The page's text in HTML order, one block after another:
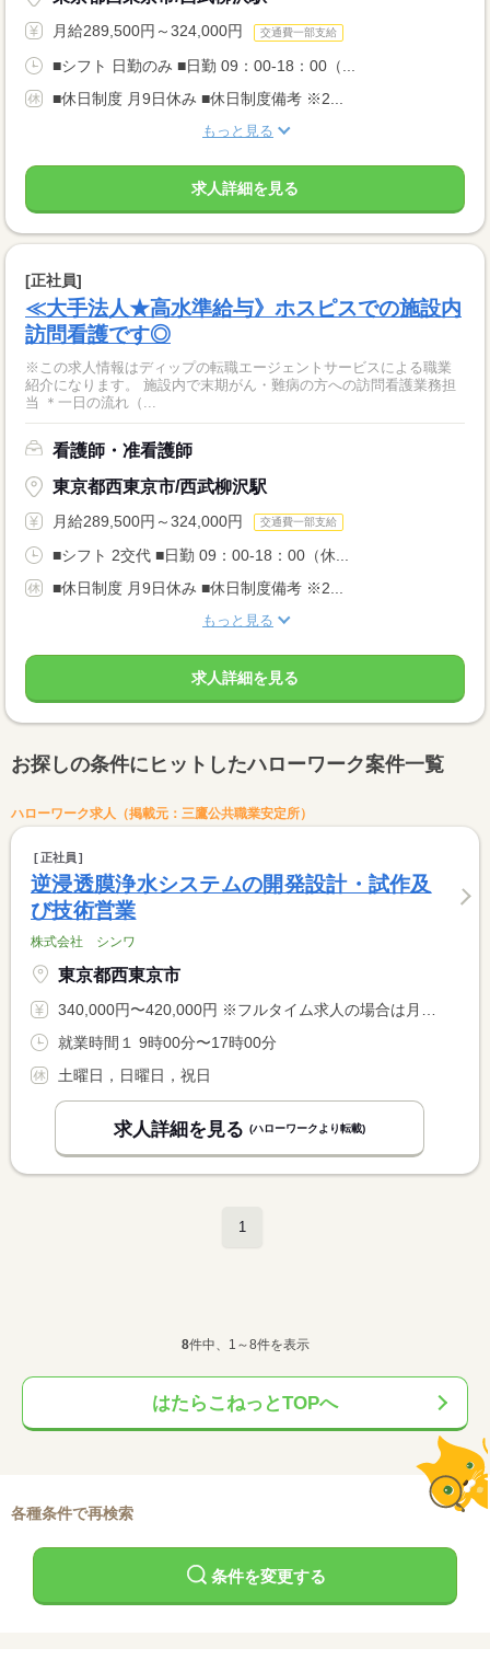
月給289,500円～324,000円 交通費一部支給
■シフト 日勤のみ ■日勤 09：00-18：00（...
■休日制度 月9日休み ■休日制度備考 ※2...
もっと見る
求人詳細を見る
[正社員]
≪大手法人★高水準給与》ホスピスでの施設内
訪問看護です◎
※この求人情報はディップの転職エージェントサービスによる職業
紹介になります。 施設内で末期がん・難病の方への訪問看護業務担
当 ＊一日の流れ（...
看護師・准看護師
東京都西東京市/西武柳沢駅
月給289,500円～324,000円 交通費一部支給
■シフト 2交代 ■日勤 09：00-18：00（休...
■休日制度 月9日休み ■休日制度備考 ※2...
もっと見る
求人詳細を見る
お探しの条件にヒットしたハローワーク案件一覧
ハローワーク求人（掲載元：三鷹公共職業安定所）
正社員
逆浸透膜浄水システムの開発設計・試作及
び技術営業
株式会社 シンワ
東京都西東京市
340,000円〜420,000円 ※フルタイム求人の場合は月額（換算額）、パート求人の場合は時間額を表示しています。
就業時間１ 9時00分〜17時00分
土曜日，日曜日，祝日
求人詳細を見る (ハローワークより転載)
1
8件中、1～8件を表示
はたらこねっとTOPへ
各種条件で再検索
条件を変更する